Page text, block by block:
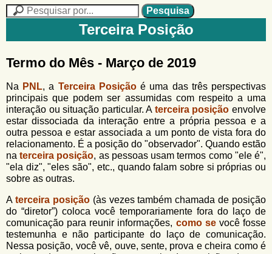
n
o
n
o
e
u
o
r
m
u
l
á
r
i
d
e
b
e
q
a
n
o
G
o
l
f
n
h
o
Terceira Posição
Termo do Mês - Março de 2019
Na PNL, a Terceira Posiçãoé uma das três perspectivas
principais que podem ser assumidas com respeito a uma
interação ou situação particular. A terceira posição envolve
estar dissociada da interação entre a própria pessoa e a
outra pessoa e estar associada a um ponto de vista fora do
relacionamento. É a posição do "observador". Quando estão
naterceira posição, as pessoas usam termos como "ele é",
"ela diz", "eles são", etc., quando falam sobre si próprias ou
sobre as outras.
A terceira posição(às vezes também chamada de posição
do “diretor”) coloca você temporariamente fora do laço de
comunicação para reunir informações, como sevocê fosse
testemunha e não participante do laço de comunicação.
Nessa posição, você vê, ouve, sente, prova e cheira como é